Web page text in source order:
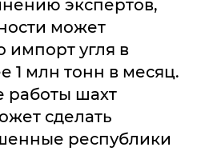
экспертов,
может
импорт угля в
1 млн тонн в месяц.
работы шахт
сделать
республики